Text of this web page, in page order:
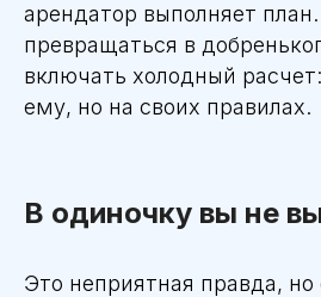
арендатор выполняет
превращаться в
включать холодный
ему, но на своих правилах.
В одиночку вы не
Это неприятная правда, но